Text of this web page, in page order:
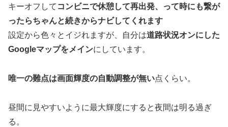
キーオフして コンビニで休憩して再出発、って時にも繋が
ったらちゃんと続きからナビしてくれます
設定から色々とイジれますが、自分は道路状況オンにした
Googleマップをメインにしています。
唯一の難点は画面輝度の自動調整が無い点くらい。
昼間に見やすいように最大輝度にすると夜間は明る過ぎ
る。